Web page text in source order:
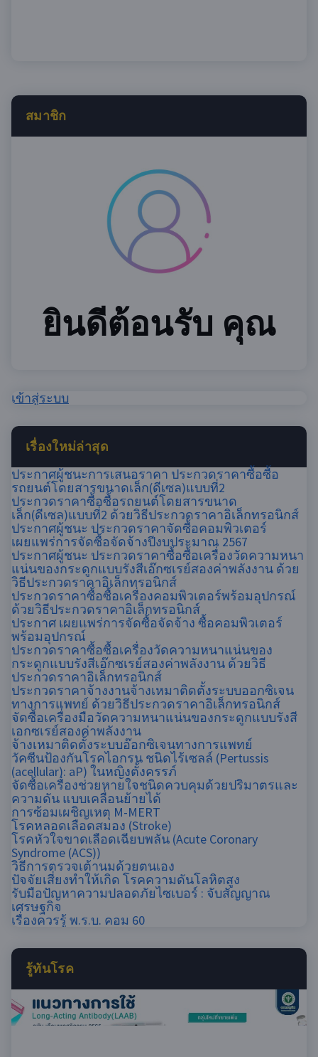
สมาชิก
ยินดีต้อนรับ คุณ
เข้าสู่ระบบ
เรื่องใหม่ล่าสุด
ประกาศผู้ชนะการเสนอราคา ประกวดราคาซื้อซื้อ
รถยนต์โดยสารขนาดเล็ก(ดีเซล)แบบที่2
ประกวดราคาซื้อซื้อรถยนต์โดยสารขนาด
เล็ก(ดีเซล)แบบที่2 ด้วยวิธีประกวดราคาอิเล็กทรอนิกส์
ประกาศผู้ชนะ ประกวดราคาจัดซื้อคอมพิวเตอร์
เผยแพร่การจัดซื้อจัดจ้างปีงบประมาณ 2567
ประกาศผู้ชนะ ประกวดราคาซื้อซื้อเครื่องวัดความหนา
แน่นของกระดูกแบบรังสีเอ๊กซเรย์สองค่าพลังงาน ด้วย
วิธีประกวดราคาอิเล็กทรอนิกส์
ประกวดราคาซื้อซื้อเครื่องคอมพิวเตอร์พร้อมอุปกรณ์
ด้วยวิธีประกวดราคาอิเล็กทรอนิกส์
ประกาศ เผยแพร่การจัดซื้อจัดจ้าง ซื้อคอมพิวเตอร์
พร้อมอุปกรณ์
ประกวดราคาซื้อซื้อเครื่องวัดความหนาแน่นของ
กระดูกแบบรังสีเอ๊กซเรย์สองค่าพลังงาน ด้วยวิธี
ประกวดราคาอิเล็กทรอนิกส์
ประกวดราคาจ้างงานจ้างเหมาติดตั้งระบบออกซิเจน
ทางการแพทย์ ด้วยวิธีประกวดราคาอิเล็กทรอนิกส์
จัดซื้อเครื่องมือวัดความหนาแน่นของกระดูกแบบรังสี
เอกซเรย์สองค่าพลังงาน
จ้างเหมาติดตั้งระบบอ๊อกซิเจนทางการแพทย์
วัคซีนป้องกันโรคไอกรน ชนิดไร้เซลล์ (Pertussis
(acellular): aP) ในหญิงตั้งครรภ์
จัดซื้อเครื่องช่วยหายใจชนิดควบคุมด้วยปริมาตรและ
ความดัน แบบเคลื่อนย้ายได้
การซ้อมเผชิญเหตุ M-MERT
โรคหลอดเลือดสมอง (Stroke)
โรคหัวใจขาดเลือดเฉียบพลัน (Acute Coronary
Syndrome (ACS))
วิธีการตรวจเต้านมด้วยตนเอง
ปัจจัยเสี่ยงทำให้เกิด โรคความดันโลหิตสูง
รับมือปัญหาความปลอดภัยไซเบอร์​ : จับสัญญาณ
เศรษฐกิจ
เรื่องควรรู้ พ.ร.บ. คอม 60
รู้ทันโรค